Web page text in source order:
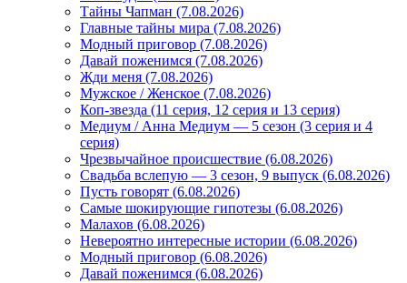
Тайны Чапман (7.08.2026)
Главные тайны мира (7.08.2026)
Модный приговор (7.08.2026)
Давай поженимся (7.08.2026)
Жди меня (7.08.2026)
Мужское / Женское (7.08.2026)
Коп-звезда (11 серия, 12 серия и 13 серия)
Медиум / Анна Медиум — 5 сезон (3 серия и 4
серия)
Чрезвычайное происшествие (6.08.2026)
Свадьба вслепую — 3 сезон, 9 выпуск (6.08.2026)
Пусть говорят (6.08.2026)
Самые шокирующие гипотезы (6.08.2026)
Малахов (6.08.2026)
Невероятно интересные истории (6.08.2026)
Модный приговор (6.08.2026)
Давай поженимся (6.08.2026)